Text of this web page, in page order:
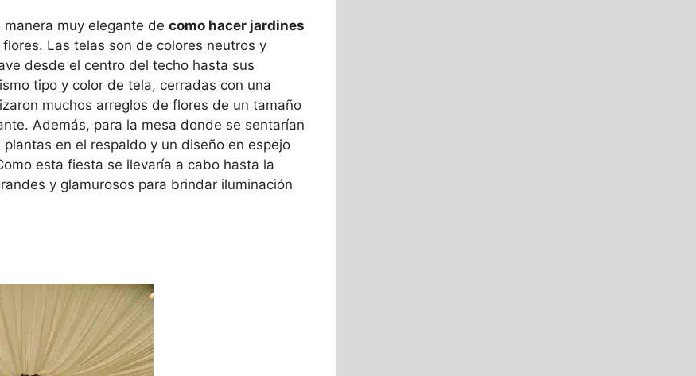
muy elegante de como hacer jardines
Las telas son de colores neutros y
desde el centro del techo hasta sus
tipo y color de tela, cerradas con una
muchos arreglos de flores de un tamaño
Además, para la mesa donde se sentarían
en el respaldo y un diseño en espejo
esta fiesta se llevaría a cabo hasta la
y glamurosos para brindar iluminación